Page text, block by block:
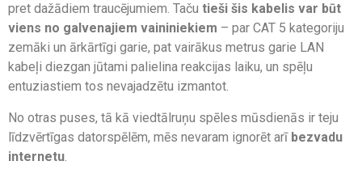
pret dažādiem traucējumiem. Taču tieši šis kabelis var būt
viens no galvenajiem vaininiekiem – par CAT 5 kategoriju
zemāki un ārkārtīgi garie, pat vairākus metrus garie LAN
kabeļi diezgan jūtami palielina reakcijas laiku, un spēļu
entuziastiem tos nevajadzētu izmantot.
No otras puses, tā kā viedtālruņu spēles mūsdienās ir teju
līdzvērtīgas datorspēlēm, mēs nevaram ignorēt arī bezvadu
internetu